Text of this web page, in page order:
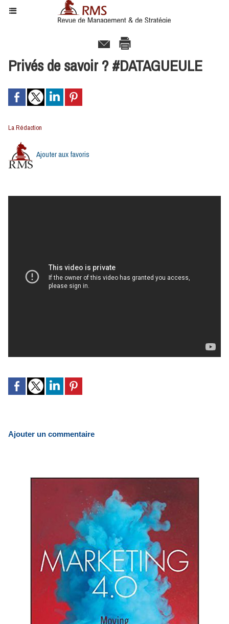
Privés de savoir ? #DATAGUEULE
La Rédaction
Ajouter aux favoris
Ajouter un commentaire